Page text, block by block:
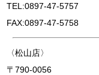
TEL:0897-47-5757
FAX:0897-47-5758
〈松山店〉
〒790-0056